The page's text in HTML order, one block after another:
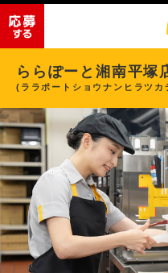
ららぽーと湘南平塚
(ララポートショウナンヒラツカ